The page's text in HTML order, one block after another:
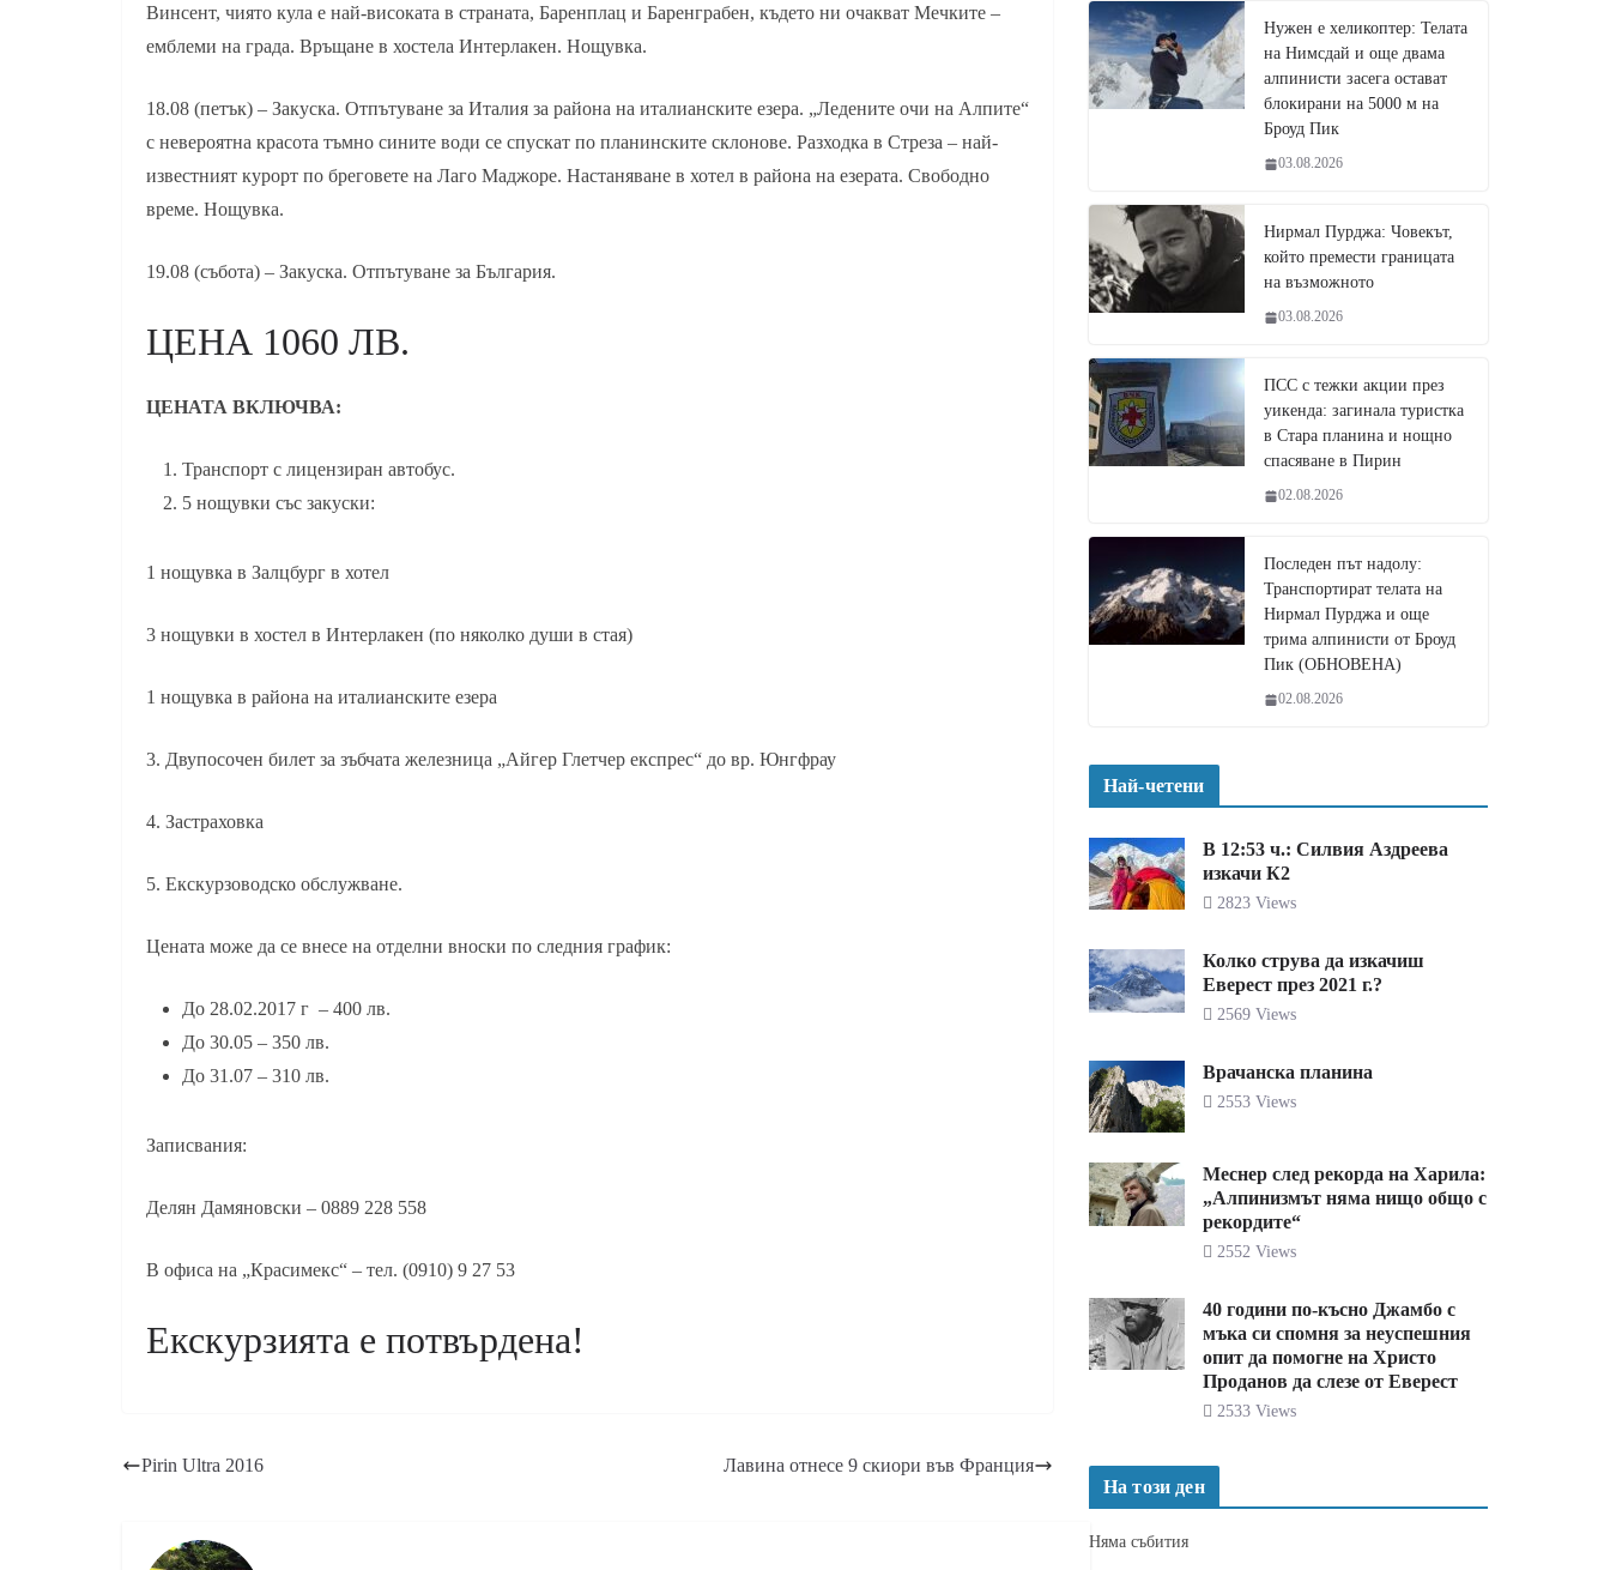
Винсент, чиято кула е най-високата в страната, Баренплац и Баренграбен, където ни очакват Мечките –
емблеми на града. Връщане в хостела Интерлакен. Нощувка.
18.08 (петък) – Закуска. Отпътуване за Италия за района на италианските езера. „Ледените очи на Алпите“
с невероятна красота тъмно сините води се спускат по планинските склонове. Разходка в Стреза – най-
известният курорт по бреговете на Лаго Маджоре. Настаняване в хотел в района на езерата. Свободно
време. Нощувка.
19.08 (събота) – Закуска. Отпътуване за България.
ЦЕНА 1060 ЛВ.
ЦЕНАТА ВКЛЮЧВА:
Транспорт с лицензиран автобус.
5 нощувки със закуски:
1 нощувка в Залцбург в хотел
3 нощувки в хостел в Интерлакен (по няколко души в стая)
1 нощувка в района на италианските езера
3. Двупосочен билет за зъбчата железница „Айгер Глетчер експрес“ до вр. Юнгфрау
4. Застраховка
5. Екскурзоводско обслужване.
Цената може да се внесе на отделни вноски по следния график:
До 28.02.2017 г – 400 лв.
До 30.05 – 350 лв.
До 31.07 – 310 лв.
Записвания:
Делян Дамяновски – 0889 228 558
В офиса на „Красимекс“ – тел. (0910) 9 27 53
Екскурзията е потвърдена!
Pirin Ultra 2016 Лавина отнесе 9 скиори във Франция
Нужен е хеликоптер: Телата
на Нимсдай и още двама
алпинисти засега остават
блокирани на 5000 м на
Броуд Пик
03.08.2026
Нирмал Пурджа: Човекът,
който премести границата
на възможното
03.08.2026
ПСС с тежки акции през
уикенда: загинала туристка
в Стара планина и нощно
спасяване в Пирин
02.08.2026
Последен път надолу:
Транспортират телата на
Нирмал Пурджа и още
трима алпинисти от Броуд
Пик (ОБНОВЕНА)
02.08.2026
Най-четени
В 12:53 ч.: Силвия Аздреева
изкачи К2
2823 Views
Колко струва да изкачиш
Еверест през 2021 г.?
2569 Views
Врачанска планина
2553 Views
Меснер след рекорда на Харила:
„Алпинизмът няма нищо общо с
рекордите“
2552 Views
40 години по-късно Джамбо с
мъка си спомня за неуспешния
опит да помогне на Христо
Проданов да слезе от Еверест
2533 Views
На този ден
Няма събития